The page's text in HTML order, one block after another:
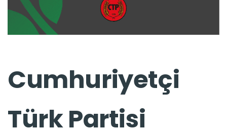
Cumhuriyetçi
Türk Partisi